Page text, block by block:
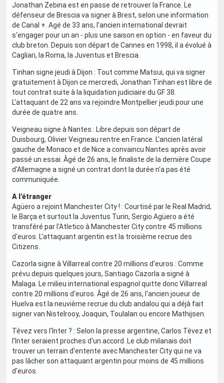
Jonathan Zebina est en passe de retrouver la France. Le
défenseur de Brescia va signer à Brest, selon une information
de Canal +. Agé de 33 ans, l'ancien international devrait
s'engager pour un an - plus une saison en option - en faveur du
club breton. Depuis son départ de Cannes en 1998, il a évolué à
Cagliari, la Roma, la Juventus et Brescia.
Tinhan signe jeudi à Dijon : Tout comme Matsui, qui va signer
gratuitement à Dijon ce mercredi, Jonathan Tinhan est libre de
tout contrat suite à la liquidation judiciaire du GF 38.
L'attaquant de 22 ans va rejoindre Montpellier jeudi pour une
durée de quatre ans.
Veigneau signe à Nantes : Libre depuis son départ de
Duisbourg, Olivier Veigneau rentre en France. L'ancien latéral
gauche de Monaco et de Nice a convaincu Nantes après avoir
passé un essai. Âgé de 26 ans, le finaliste de la dernière Coupe
d'Allemagne a signé un contrat dont la durée n'a pas été
communiquée.
A l'étranger
Agüero a rejoint Manchester City ! : Courtisé par le Real Madrid,
le Barça et surtout la Juventus Turin, Sergio Agüero a été
transféré par l'Atletico à Manchester City contre 45 millions
d'euros. L'attaquant argentin est la troisième recrue des
Citizens.
Cazorla signe à Villarreal contre 20 millions d'euros : Comme
prévu depuis quelques jours, Santiago Cazorla a signé à
Malaga. Le milieu international espagnol quitte donc Villarreal
contre 20 millions d'euros. Âgé de 26 ans, l'ancien joueur de
Huelva est la neuvième recrue du club andalou qui a déjà fait
signer van Nistelrooy, Joaquin, Toulalan ou encore Mathijsen.
Tévez vers l'Inter ? : Selon la presse argentine, Carlos Tévez et
l'Inter seraient proches d'un accord. Le club milanais doit
trouver un terrain d'entente avec Manchester City qui ne va
pas lâcher son attaquant argentin pour moins de 45 millions
d'euros.